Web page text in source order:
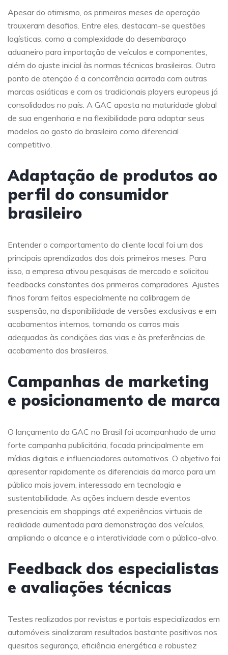
Apesar do otimismo, os primeiros meses de operação
trouxeram desafios. Entre eles, destacam-se questões
logísticas, como a complexidade do desembaraço
aduaneiro para importação de veículos e componentes,
além do ajuste inicial às normas técnicas brasileiras. Outro
ponto de atenção é a concorrência acirrada com outras
marcas asiáticas e com os tradicionais players europeus já
consolidados no país. A GAC aposta na maturidade global
de sua engenharia e na flexibilidade para adaptar seus
modelos ao gosto do brasileiro como diferencial
competitivo.
Adaptação de produtos ao
perfil do consumidor
brasileiro
Entender o comportamento do cliente local foi um dos
principais aprendizados dos dois primeiros meses. Para
isso, a empresa ativou pesquisas de mercado e solicitou
feedbacks constantes dos primeiros compradores. Ajustes
finos foram feitos especialmente na calibragem de
suspensão, na disponibilidade de versões exclusivas e em
acabamentos internos, tornando os carros mais
adequados às condições das vias e às preferências de
acabamento dos brasileiros.
Campanhas de marketing
e posicionamento de marca
O lançamento da GAC no Brasil foi acompanhado de uma
forte campanha publicitária, focada principalmente em
mídias digitais e influenciadores automotivos. O objetivo foi
apresentar rapidamente os diferenciais da marca para um
público mais jovem, interessado em tecnologia e
sustentabilidade. As ações incluem desde eventos
presenciais em shoppings até experiências virtuais de
realidade aumentada para demonstração dos veículos,
ampliando o alcance e a interatividade com o público-alvo.
Feedback dos especialistas
e avaliações técnicas
Testes realizados por revistas e portais especializados em
automóveis sinalizaram resultados bastante positivos nos
quesitos segurança, eficiência energética e robustez